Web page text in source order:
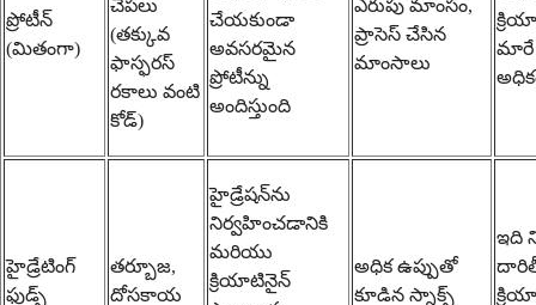
ప్రోటీన్
(మితంగా)
చేపలు
(తక్కువ
ఫాస్ఫరస్
రకాలు వంటి
కోడ్)
చేయకుండా
అవసరమైన
ప్రోటీన్ను
అందిస్తుంది
ఎరుపు మాంసం,
ప్రాసెస్ చేసిన
మాంసాలు
మారే
హైడ్రేటింగ్
ఫుడ్స్
తర్బూజ,
దోసకాయ
హైడ్రేషన్‌ను
నిర్వహించడానికి
మరియు
క్రియాటినైన్
అధిక ఉప్పుతో
కూడిన స్నాక్స్
ఇది